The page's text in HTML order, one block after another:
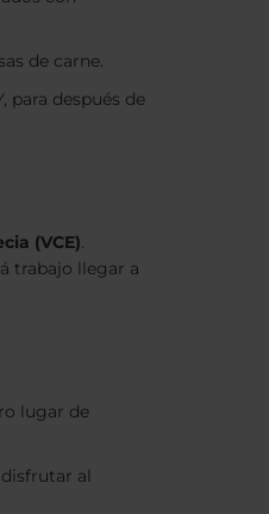
de carne.
para después de
(VCE).
trabajo llegar a
lugar de
al